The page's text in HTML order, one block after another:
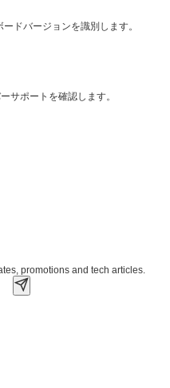
ドバージョンを識別します。
サポートを確認します。
promotions and tech articles.